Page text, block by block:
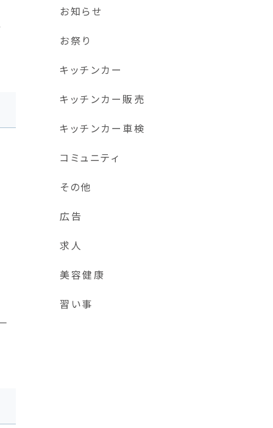
お知らせ
お祭り
キッチンカー
キッチンカー販売
キッチンカー車検
コミュニティ
その他
広告
求人
美容健康
習い事